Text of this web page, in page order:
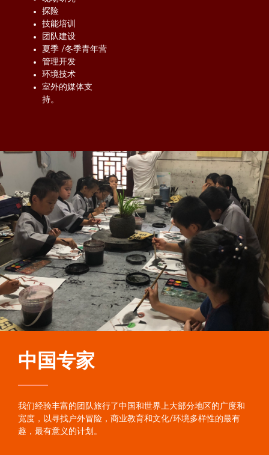
探险
技能培训
团队建设
夏季 /冬季青年营
管理开发
环境技术
室外的媒体支
持。
中国专家
我们经验丰富的团队旅行了中国和世界上大部分地区的广度和
宽度，以寻找户外冒险，商业教育和文化/环境多样性的最有
趣，最有意义的计划。